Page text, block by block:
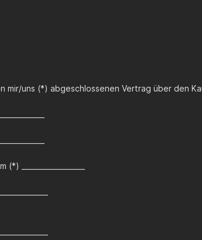
mir/uns (*) abgeschlossenen Vertrag über den
__________________